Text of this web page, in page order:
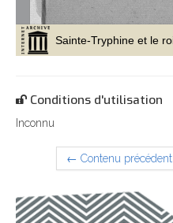
Conditions d'utilisation
Inconnu
← Contenu précédent